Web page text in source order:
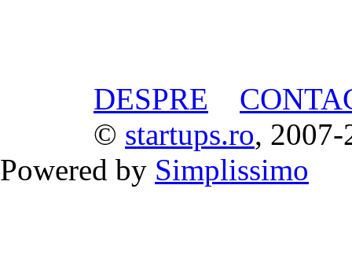
DESPRE
© startups.ro, 2007-
Powered by Simplissimo